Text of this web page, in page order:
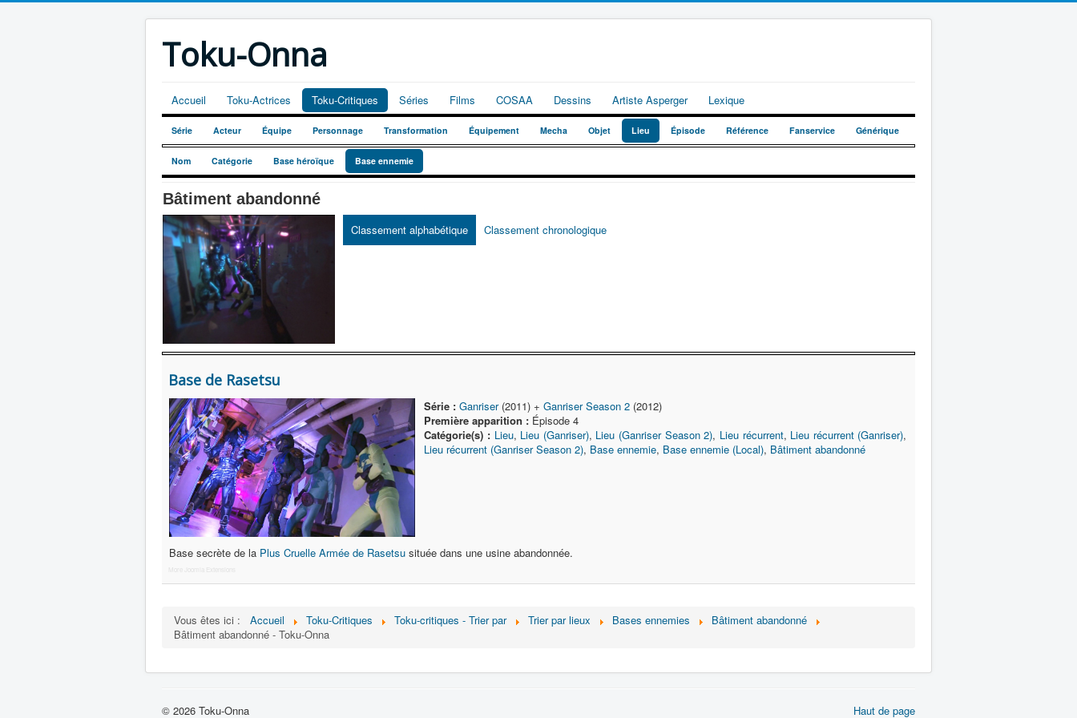
Toku-Onna
Accueil Toku-Actrices Toku-Critiques Séries Films COSAA Dessins Artiste Asperger Lexique
Série Acteur Équipe Personnage Transformation Équipement Mecha Objet Lieu Épisode Référence Fanservice Générique
Nom Catégorie Base héroïque Base ennemie
Bâtiment abandonné
Classement alphabétique Classement chronologique
Base de Rasetsu
Série : Ganriser(2011) +Ganriser Season 2 (2012)
Première apparition : Épisode 4
Catégorie(s) : Lieu, Lieu (Ganriser), Lieu (Ganriser Season 2), Lieu récurrent, Lieu récurrent (Ganriser),
Lieu récurrent (Ganriser Season 2), Base ennemie, Base ennemie (Local), Bâtiment abandonné
Base secrète de la Plus Cruelle Armée de Rasetsu située dans une usine abandonnée.
More Joomla Extensions
Vous êtes ici : Accueil Toku-Critiques Toku-critiques - Trier par Trier par lieux Bases ennemies
Bâtiment abandonné
Bâtiment abandonné - Toku-Onna
Haut de page
© 2026 Toku-Onna